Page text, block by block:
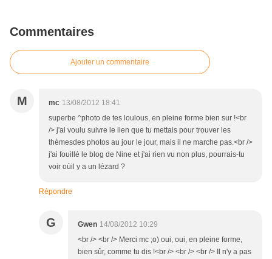
Commentaires
Ajouter un commentaire
M mc 13/08/2012 18:41
superbe ^photo de tes loulous, en pleine forme bien sur !<br
/> j'ai voulu suivre le lien que tu mettais pour trouver les
thèmesdes photos au jour le jour, mais il ne marche pas.<br />
j'ai fouillé le blog de Nine et j'ai rien vu non plus, pourrais-tu
voir oùil y a un lézard ?
Répondre
G Gwen 14/08/2012 10:29
<br /> <br /> Merci mc ;o) oui, oui, en pleine forme,
bien sûr, comme tu dis !<br /> <br /> <br /> Il n'y a pas